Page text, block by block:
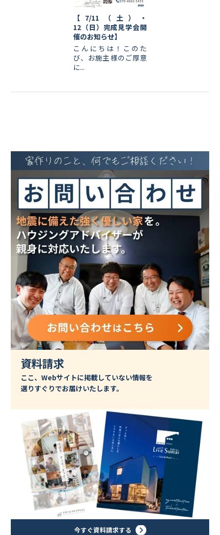
【7/11（土）・
12（日）完成見学会開
催のお知らせ】
こんにちは！このた
び、お施主様のご厚意
に...
資料請求
ここ、Webサイトに掲載していない情報を
選りすぐりでお届けいたします。
今すぐ資料請求する